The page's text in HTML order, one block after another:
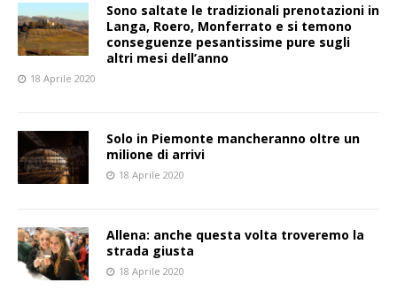
Sono saltate le tradizionali prenotazioni in
Langa, Roero, Monferrato e si temono
conseguenze pesantissime pure sugli
altri mesi dell’anno
18 Aprile 2020
Solo in Piemonte mancheranno oltre un
milione di arrivi
18 Aprile 2020
Allena: anche questa volta troveremo la
strada giusta
18 Aprile 2020